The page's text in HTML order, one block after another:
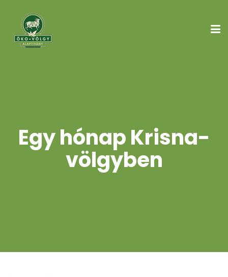
Egy hónap Krisna-
völgyben